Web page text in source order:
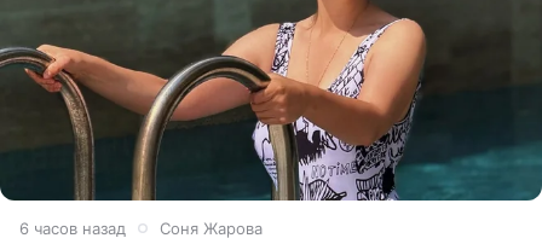
6 часов назад Соня Жарова